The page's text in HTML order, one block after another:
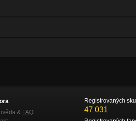
& FAQ
Registrovaných
47 031